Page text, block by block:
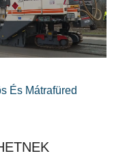
És Mátrafüred